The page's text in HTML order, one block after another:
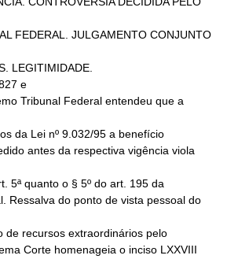
e
de recursos extraordinários pelo